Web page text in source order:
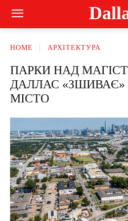
HOME АРХІТЕКТУРА
ПАРКИ НАД
ДАЛЛАС «ЗШИВАЄ»
МІСТО